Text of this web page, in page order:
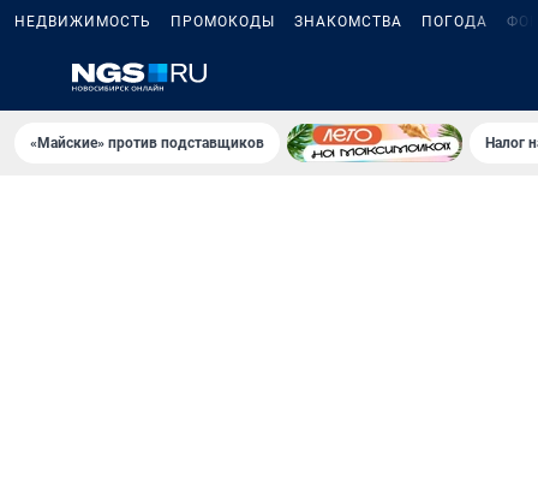
НЕДВИЖИМОСТЬ ПРОМОКОДЫ ЗНАКОМСТВА ПОГОДА
«Майские» против подставщиков Налог